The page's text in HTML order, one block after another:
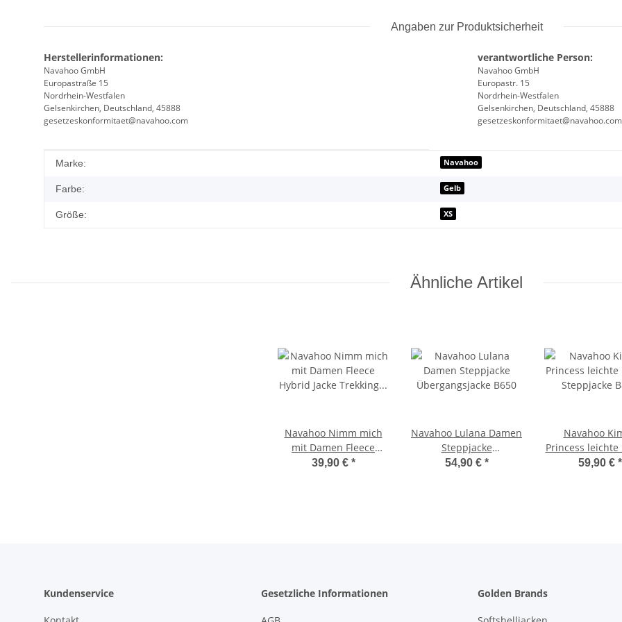
Angaben zur Produktsicherheit
Herstellerinformationen:
Navahoo GmbH
Europastraße 15
Nordrhein-Westfalen
Gelsenkirchen, Deutschland, 45888
gesetzeskonformitaet@navahoo.com
verantwortliche Person:
Navahoo GmbH
Europastr. 15
Nordrhein-Westfalen
Gelsenkirchen, Deutschland, 45888
gesetzeskonformitaet@navahoo.com
Produkteigenschaft
Wert
Marke: Navahoo
Farbe: Gelb
Größe: XS
Ähnliche Artikel
Navahoo Nimm mich
mit Damen Fleece
Hybrid Jacke Trekking
39,90 € *
Navahoo Lulana Damen
Steppjacke
Übergangsjacke B650
54,90 € *
Navahoo
Princess leichte
Steppjacke
59,90 € *
Kundenservice Gesetzliche Informationen Golden Brands